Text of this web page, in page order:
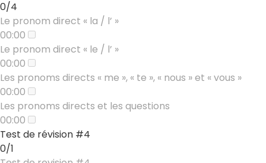
0/4
Le pronom direct « la / l’ »
00:00
Le pronom direct « le / l’ »
00:00
Les pronoms directs « me », « te », « nous » et « vous »
00:00
Les pronoms directs et les questions
00:00
Test de révision #4
0/1